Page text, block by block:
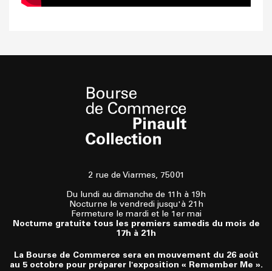
2 rue de Viarmes, 75001
Du lundi au dimanche de 11h à 19h
Nocturne le vendredi jusqu'à 21h
Fermeture le mardi et le 1er mai
Nocturne gratuite tous les premiers samedis du mois de
17h à 21h
La Bourse de Commerce sera en mouvement du 26 août
au 5 octobre pour préparer l'exposition « Remember Me ».